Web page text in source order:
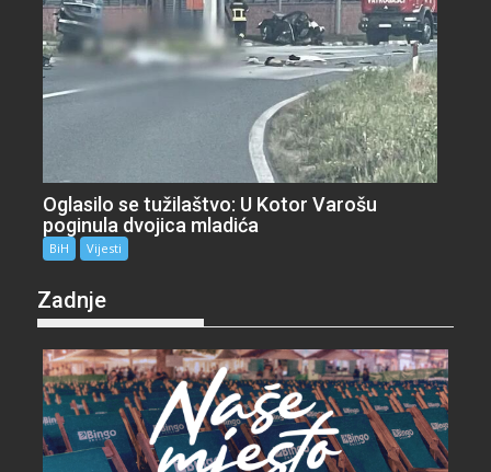
Oglasilo se tužilaštvo: U Kotor Varošu
poginula dvojica mladića
BiH Vijesti
Zadnje